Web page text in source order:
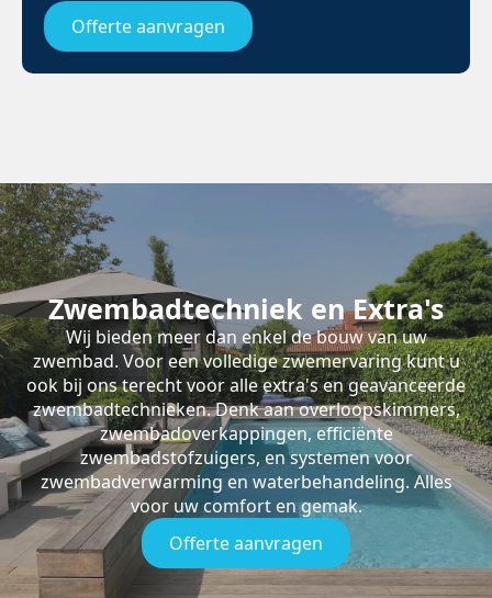
Offerte aanvragen
Zwembadtechniek en Extra's
Wij bieden meer dan enkel de bouw van uw
zwembad. Voor een volledige zwemervaring kunt u
ook bij ons terecht voor alle extra's en geavanceerde
zwembadtechnieken. Denk aan overloopskimmers,
zwembadoverkappingen, efficiënte
zwembadstofzuigers, en systemen voor
zwembadverwarming en waterbehandeling. Alles
voor uw comfort en gemak.
Offerte aanvragen